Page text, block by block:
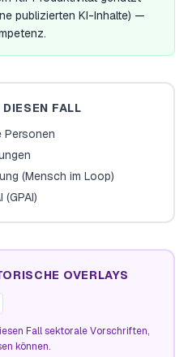
publizierten KI-Inhalte) —
FALL
Personen
(Mensch im Loop)
OVERLAYS
Fall sektorale Vorschriften,
können.